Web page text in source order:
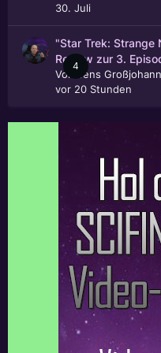
30. Juli
4
"Star Trek: Strange
Review zur 3.
Von Jens Großjohann
vor 20 Stunden